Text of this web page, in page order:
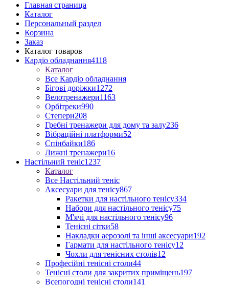
Главная страница
Каталог
Персональный раздел
Корзина
Заказ
Каталог товаров
Кардіо обладнання4118
Каталог
Все Кардіо обладнання
Бігові доріжки1272
Велотренажери1163
Орбітреки990
Степери208
Гребні тренажери для дому та залу236
Вібраційні платформи52
Спінбайки186
Лижні тренажери16
Настільний теніс1237
Каталог
Все Настільний теніс
Аксесуари для тенісу867
Ракетки для настільного тенісу334
Набори для настільного тенісу75
М'ячі для настільного тенісу96
Тенісні сітки58
Накладки аерозолі та інші аксесуари192
Гармати для настільного тенісу12
Чохли для тенісних столів12
Професійні тенісні столи44
Тенісні столи для закритих приміщень197
Всепогодні тенісні столи141